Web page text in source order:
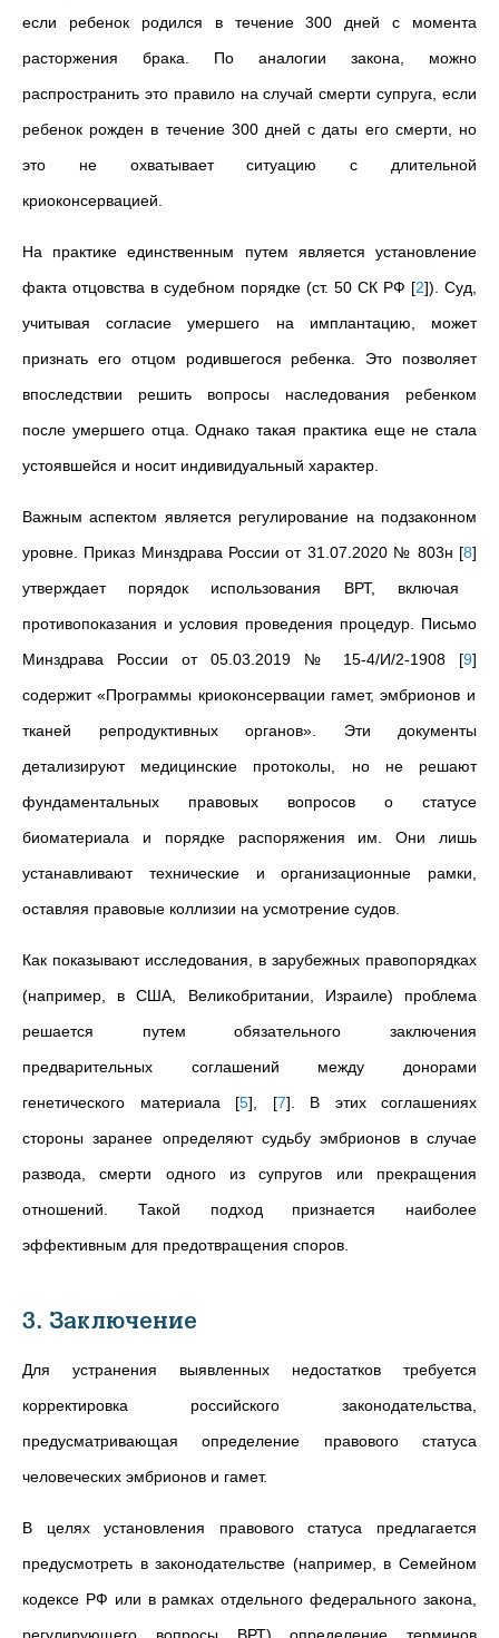
если ребенок родился в течение 300 дней с момента
расторжения брака. По аналогии закона, можно
распространить это правило на случай смерти супруга, если
ребенок рожден в течение 300 дней с даты его смерти, но
это не охватывает ситуацию с длительной
криоконсервацией.
На практике единственным путем является установление
факта отцовства в судебном порядке (ст. 50 СК РФ [2]). Суд,
учитывая согласие умершего на имплантацию, может
признать его отцом родившегося ребенка. Это позволяет
впоследствии решить вопросы наследования ребенком
после умершего отца. Однако такая практика еще не стала
устоявшейся и носит индивидуальный характер.
Важным аспектом является регулирование на подзаконном
уровне. Приказ Минздрава России от 31.07.2020 № 803н [8]
утверждает порядок использования ВРТ, включая
противопоказания и условия проведения процедур. Письмо
Минздрава России от 05.03.2019 № 15-4/И/2-1908 [9]
содержит «Программы криоконсервации гамет, эмбрионов и
тканей репродуктивных органов». Эти документы
детализируют медицинские протоколы, но не решают
фундаментальных правовых вопросов о статусе
биоматериала и порядке распоряжения им. Они лишь
устанавливают технические и организационные рамки,
оставляя правовые коллизии на усмотрение судов.
Как показывают исследования, в зарубежных правопорядках
(например, в США, Великобритании, Израиле) проблема
решается путем обязательного заключения
предварительных соглашений между донорами
генетического материала [5] [7] . В этих соглашениях
стороны заранее определяют судьбу эмбрионов в случае
развода, смерти одного из супругов или прекращения
отношений. Такой подход признается наиболее
эффективным для предотвращения споров.
3. Заключение
Для устранения выявленных недостатков требуется
корректировка российского законодательства,
предусматривающая определение правового статуса
человеческих эмбрионов и гамет.
В целях установления правового статуса предлагается
предусмотреть в законодательстве (например, в Семейном
кодексе РФ или в рамках отдельного федерального закона,